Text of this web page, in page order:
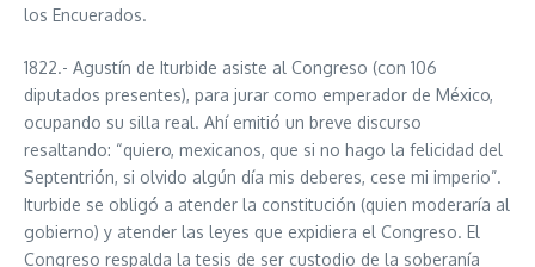
los Encuerados.
1822.- Agustín de Iturbide asiste al Congreso (con 106
diputados presentes), para jurar como emperador de México,
ocupando su silla real. Ahí emitió un breve discurso
resaltando: “quiero, mexicanos, que si no hago la felicidad del
Septentrión, si olvido algún día mis deberes, cese mi imperio”.
Iturbide se obligó a atender la constitución (quien moderaría al
gobierno) y atender las leyes que expidiera el Congreso. El
Congreso respalda la tesis de ser custodio de la soberanía